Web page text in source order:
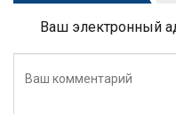
Ваш электронный